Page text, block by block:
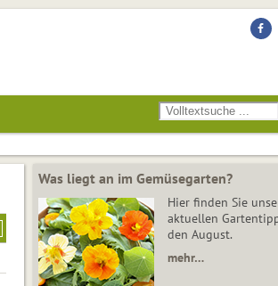
Was liegt an im Gemüsegarten?
Hier finden Sie
aktuellen
den August.
mehr…